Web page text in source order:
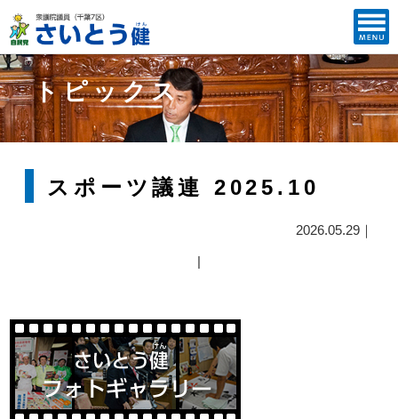
トピックス
スポーツ議連 2025.10
2026.05.29｜
|